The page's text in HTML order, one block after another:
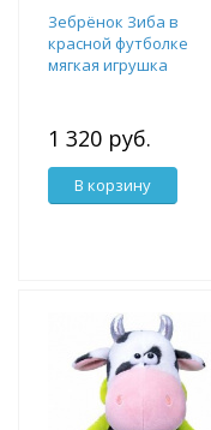
Зебрёнок Зиба в
красной футболке
мягкая игрушка
1 320 руб.
В корзину